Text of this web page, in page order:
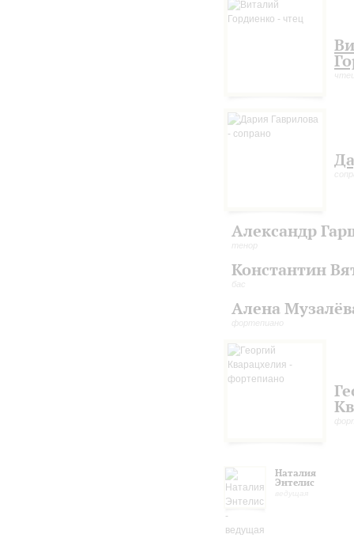
Александр
тенор
Константин
бас
Алена
фортепиано
Наталия
Энтелис